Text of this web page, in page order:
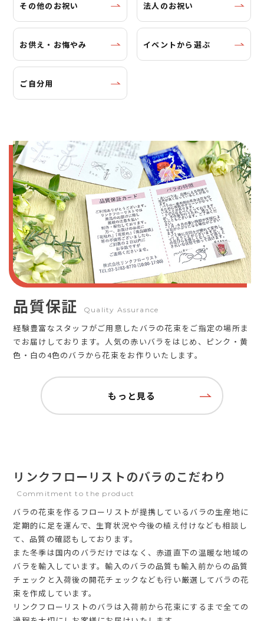
その他のお祝い 法人のお祝い
お供え・お悔やみ イベントから選ぶ
ご自分用
品質保証 Quality Assurance
経験豊富なスタッフがご用意したバラの花束をご指定の場所ま
でお届けしております。人気の赤いバラをはじめ、ピンク・黄
色・白の4色のバラから花束をお作りいたします。
もっと見る
リンクフローリストのバラのこだわり
Commitment to the product
バラの花束を作るフローリストが提携しているバラの生産地に
定期的に足を運んで、生育状況や今後の植え付けなども相談し
て、品質の確認もしております。
また冬季は国内のバラだけではなく、赤道直下の温暖な地域の
バラを輸入しています。輸入のバラの品質も輸入前からの品質
チェックと入荷後の開花チェックなども行い厳選してバラの花
束を作成しています。
リンクフローリストのバラは入荷前から花束にするまで全ての